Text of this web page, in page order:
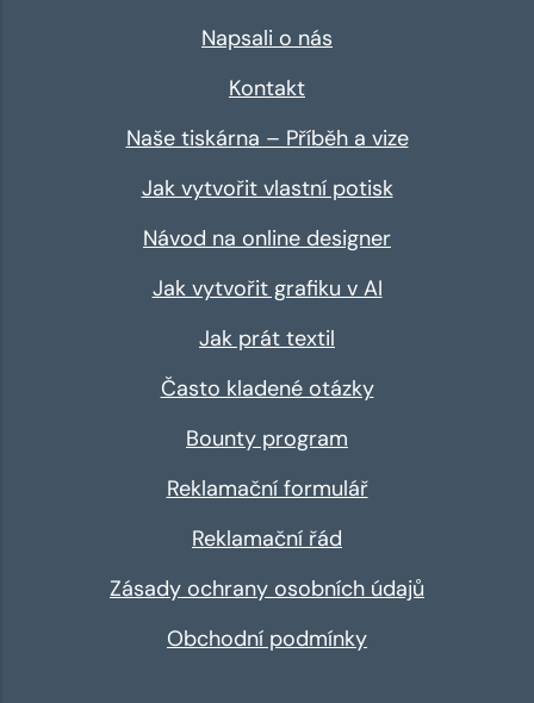
Napsali o nás
Kontakt
Naše tiskárna – Příběh a vize
Jak vytvořit vlastní potisk
Návod na online designer
Jak vytvořit grafiku v AI
Jak prát textil
Často kladené otázky
Bounty program
Reklamační formulář
Reklamační řád
Zásady ochrany osobních údajů
Obchodní podmínky